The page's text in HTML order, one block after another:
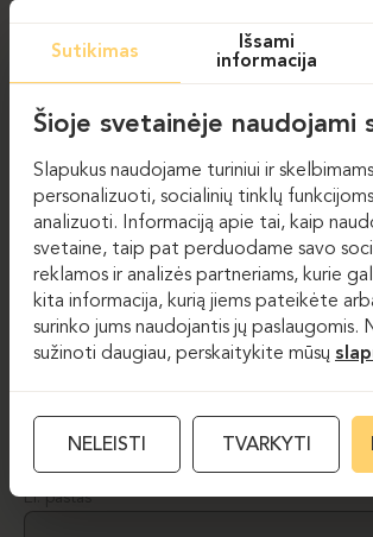
TRAPEZI Posėdžių stalai
NAUJIENLAIŠKIS
El. paštas
Sutikimas
Išsami
informacija
Šioje svetainėje naudojami
Slapukus naudojame turiniui ir skelbimams
personalizuoti, socialinių tinklų
analizuoti. Informaciją apie tai, kaip
svetaine, taip pat perduodame savo
reklamos ir analizės partneriams, kurie
kita informacija, kurią jiems pateikėte
surinko jums naudojantis jų paslaugomis.
sužinoti daugiau, perskaitykite mūsų
NELEISTI TVARKYTI